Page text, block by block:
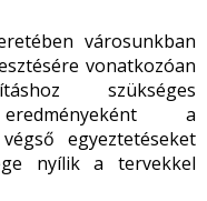
városunkban
vonatkozóan
szükséges
a
egyeztetéseket
nyílik a tervekkel